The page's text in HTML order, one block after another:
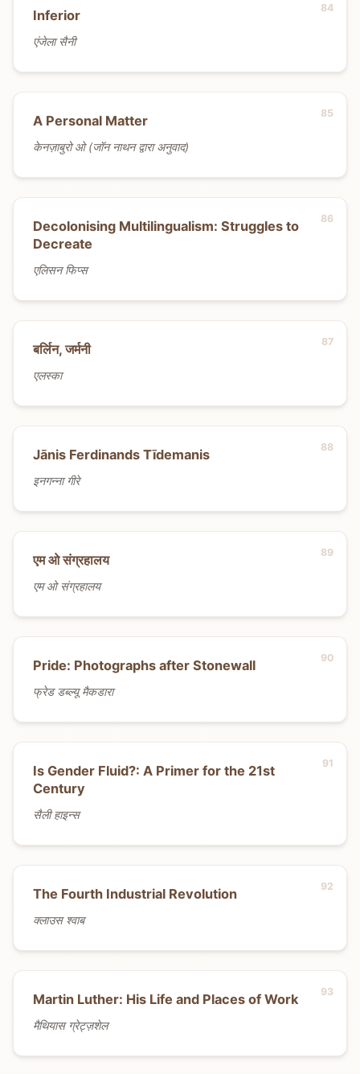
Inferior
एंजेला सैनी
A Personal Matter
केनज़ाबुरो ओ (जॉन नाथन द्वारा अनुवाद)
Decolonising Multilingualism: Struggles to
Decreate
एलिसन फिप्स
बर्लिन, जर्मनी
एलस्का
Jānis Ferdinands Tīdemanis
इनगन्ना गीरे
एम ओ संग्रहालय
एम ओ संग्रहालय
Pride: Photographs after Stonewall
फ्रेड डब्ल्यू मैकडारा
Is Gender Fluid?: A Primer for the 21st
Century
सैली हाइन्स
The Fourth Industrial Revolution
क्लाउस श्वाब
Martin Luther: His Life and Places of Work
मैथियास ग्रेट्ज़शेल